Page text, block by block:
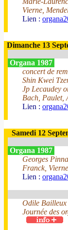
Vierne,
Lien :
Dimanche 13
Organa 1987
concert de
Shin Kwei
Jp Lecaudey
Bach, Paulet,
Lien :
Samedi 12
Organa 1987
Georges Pinna
Franck,
Lien :
Odile Bailleux
Journée des